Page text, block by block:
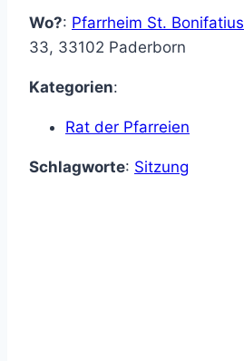
Wo?: Pfarrheim St. Bonifatius
33, 33102 Paderborn
Kategorien:
Rat der Pfarreien
Schlagworte: Sitzung